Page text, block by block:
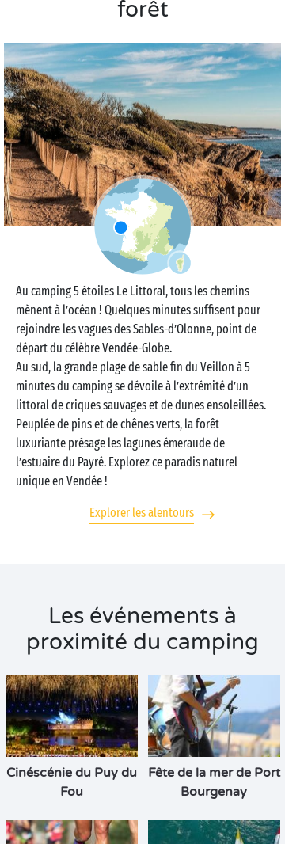
forêt
Au camping 5 étoiles Le Littoral, tous les chemins
mènent à l’océan ! Quelques minutes suffisent pour
rejoindre les vagues des Sables-d’Olonne, point de
départ du célèbre Vendée-Globe.
Au sud, la grande plage de sable fin du Veillon à 5
minutes du camping se dévoile à l’extrémité d’un
littoral de criques sauvages et de dunes ensoleillées.
Peuplée de pins et de chênes verts, la forêt
luxuriante présage les lagunes émeraude de
l’estuaire du Payré. Explorez ce paradis naturel
unique en Vendée !
Explorer les alentours
Les événements à
proximité du camping
Cinéscénie du Puy du
Fou
Fête de la mer de Port
Bourgenay